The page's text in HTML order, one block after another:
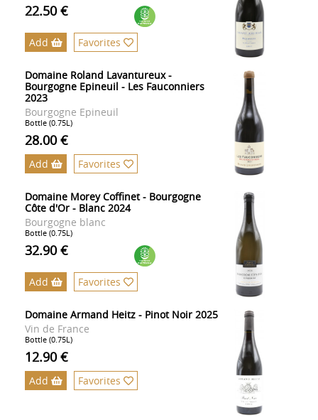
22.50 €
Add Favorites
Domaine Roland Lavantureux -
Bourgogne Epineuil - Les Fauconniers
2023
Bourgogne Epineuil
Bottle (0.75L)
28.00 €
Add Favorites
Domaine Morey Coffinet - Bourgogne
Côte d'Or - Blanc 2024
Bourgogne blanc
Bottle (0.75L)
32.90 €
Add Favorites
Domaine Armand Heitz - Pinot Noir 2025
Vin de France
Bottle (0.75L)
12.90 €
Add Favorites